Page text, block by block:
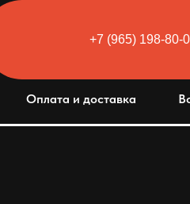
+7 (965) 198-80-
Оплата и доставка
Html code will be here